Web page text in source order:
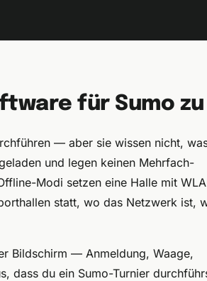
für Sumo
— aber sie wissen nicht,
und legen keinen Mehrfach-
Modi setzen eine Halle mit
statt, wo das Netzwerk ist,
Bildschirm — Anmeldung, Waage,
dass du ein Sumo-Turnier